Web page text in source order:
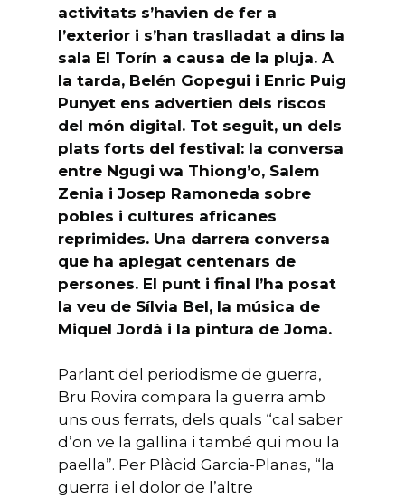
activitats s’havien de fer a
l’exterior i s’han traslladat a dins la
sala El Torín a causa de la pluja. A
la tarda, Belén Gopegui i Enric Puig
Punyet ens advertien dels riscos
del món digital. Tot seguit, un dels
plats forts del festival: la conversa
entre Ngugi wa Thiong’o, Salem
Zenia i Josep Ramoneda sobre
pobles i cultures africanes
reprimides. Una darrera conversa
que ha aplegat centenars de
persones. El punt i final l’ha posat
la veu de Sílvia Bel, la música de
Miquel Jordà i la pintura de Joma.
Parlant del periodisme de guerra,
Bru Rovira compara la guerra amb
uns ous ferrats, dels quals “cal saber
d’on ve la gallina i també qui mou la
paella”. Per Plàcid Garcia-Planas, “la
guerra i el dolor de l’altre